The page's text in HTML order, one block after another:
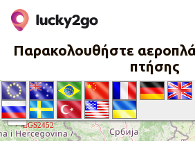
Παρακολουθήστε
πτήσης